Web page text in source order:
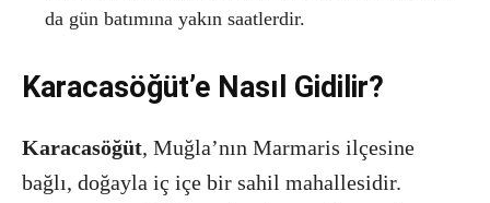
da gün batımına yakın saatlerdir.
Karacasöğüt’e Nasıl Gidilir?
Karacasöğüt, Muğla’nın Marmaris ilçesine
bağlı, doğayla iç içe bir sahil mahallesidir.